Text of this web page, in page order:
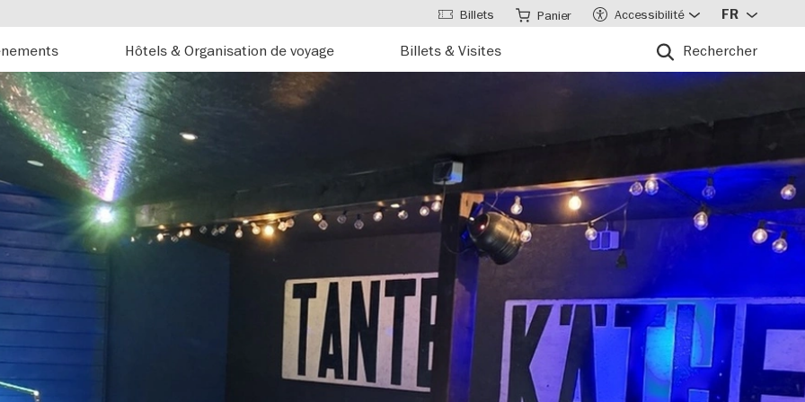
Hôtels & Organisation de voyage Billets & Visites Rechercher
Billets Panier Accessibilité FR